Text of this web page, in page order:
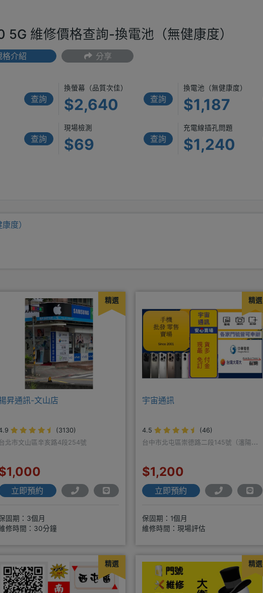
5G 維修價格查詢-換電池（無健康度）
格介紹 分享
查詢
換螢幕（品質次佳）
$2,640 查詢
換電池（無健康度）
$1,187
查詢
現場檢測
$69 查詢
充電線插孔問題
$1,240
度）
精選
昇通訊-文山店
(3130)
台北市文山區辛亥路4段254號
立即預約
固期：3個月
修時間：30分鐘
精選
宇宙通訊
4.5
(46)
台中市北屯區崇德路二段145號（瀋陽路
$1,200
立即預約
保固期：1個月
維修時間：現場評估
精選 精選